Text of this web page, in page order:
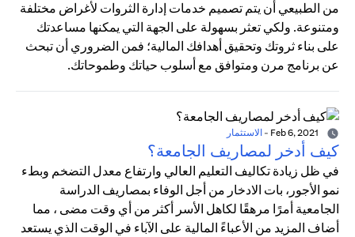
من الطبيعي أن يتم تصميم خدمات إدارة الثروات لأغراض مختلفة
ومتنوعة. ولكي تعثر بسهولة على الجهة التي يمكنها مساعدتك
على بناء ثروتك وتحقيق أهدافك المالية؛ فمن الضروري أن تبحث
عن برنامج مرن ومتوافق مع أسلوب حياتك وطموحاتك.
- الاستثمار
كيف أدخر لمصاريف الجامعة؟
في ظل زيادة تكاليف التعليم العالي وارتفاع معدل التضخم وبطء
نمو الأجور، بات الادخار من أجل الوفاء بمصاريف الدراسة
الجامعية أمرًا مرهقًا لكاهل الأسر أكثر من أي وقت مضى ، مما
أضاف المزيد من الأعباءً المالية على الآباء في الوقت الذي يستعد